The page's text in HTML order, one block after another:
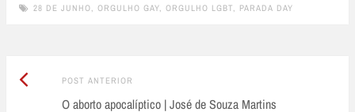
28 DE JUNHO, ORGULHO GAY, ORGULHO LGBT, PARADA DAY
Post
POST ANTERIOR
Anterior:
O aborto apocalíptico | José de Souza Martins